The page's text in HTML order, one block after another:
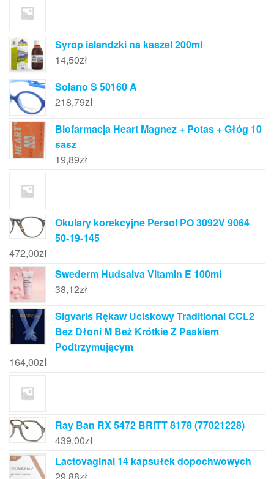
Syrop islandzki na kaszel 200ml
14,50zł
Solano S 50160 A
218,79zł
Biofarmacja Heart Magnez + Potas + Głóg 10
sasz
19,89zł
Okulary korekcyjne Persol PO 3092V 9064
50-19-145
472,00zł
Swederm Hudsalva Vitamin E 100ml
38,12zł
Sigvaris Rękaw Uciskowy Traditional CCL2
Bez Dłoni M Beż Krótkie Z Paskiem
Podtrzymującym
164,00zł
Ray Ban RX 5472 BRITT 8178 (77021228)
439,00zł
Lactovaginal 14 kapsułek dopochwowych
29,88zł